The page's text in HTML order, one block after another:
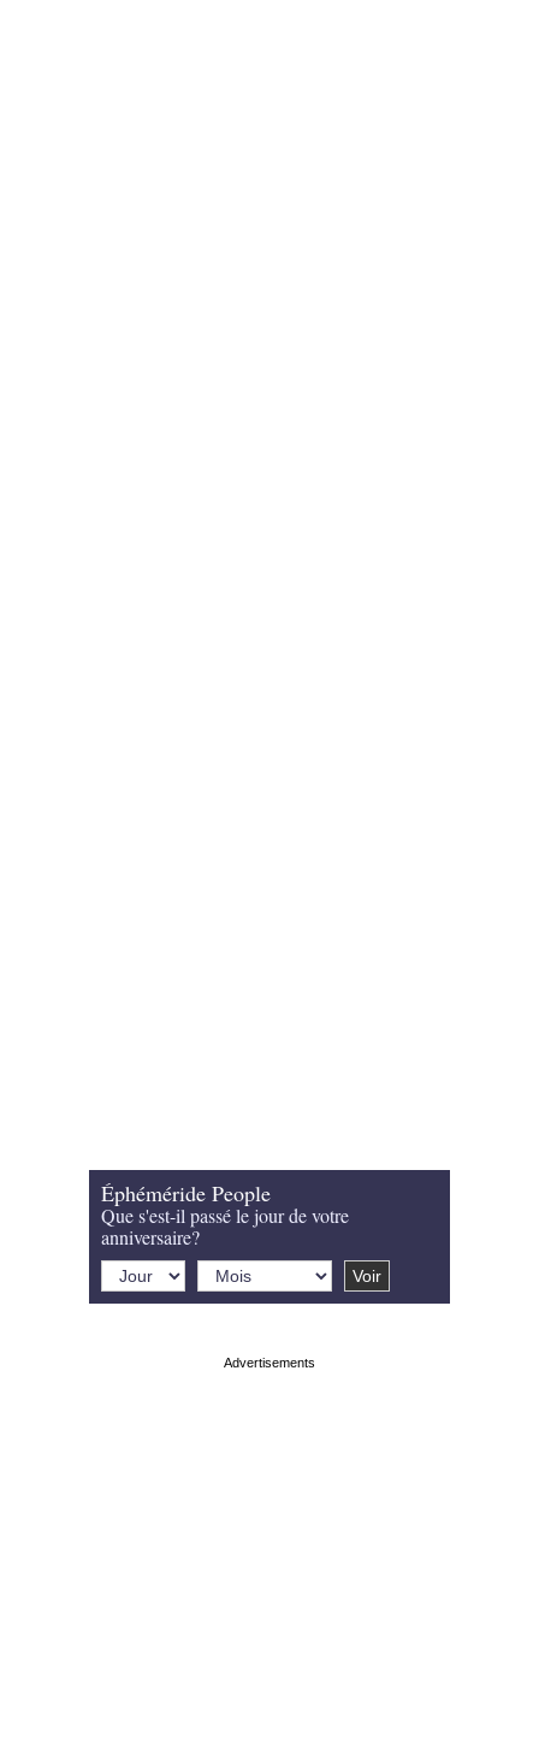
Éphéméride People
Que s'est-il passé le jour de votre
anniversaire?